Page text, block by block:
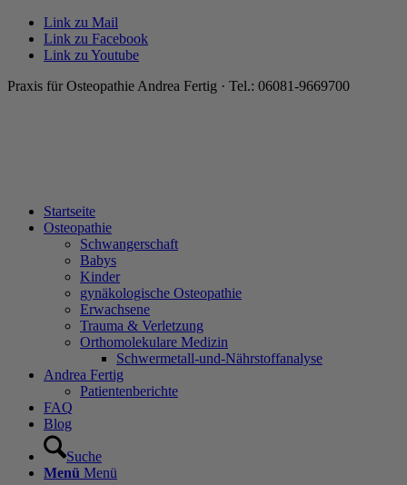
Link zu Mail
Link zu Facebook
Link zu Youtube
Praxis für Osteopathie Andrea Fertig · Tel.: 06081-9669700
Startseite
Osteopathie
Schwangerschaft
Babys
Kinder
gynäkologische Osteopathie
Erwachsene
Trauma & Verletzung
Orthomolekulare Medizin
Schwermetall-und-Nährstoffanalyse
Andrea Fertig
Patientenberichte
FAQ
Blog
Suche
Menü Menü